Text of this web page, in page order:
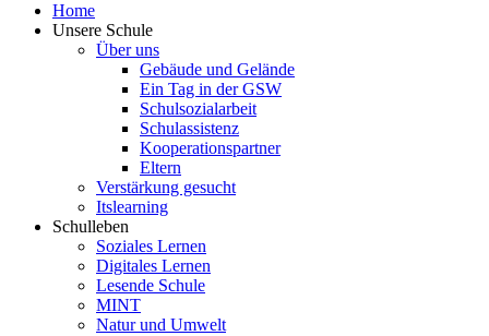
Home
Unsere Schule
Über uns
Gebäude und Gelände
Ein Tag in der GSW
Schulsozialarbeit
Schulassistenz
Kooperationspartner
Eltern
Verstärkung gesucht
Itslearning
Schulleben
Soziales Lernen
Digitales Lernen
Lesende Schule
MINT
Natur und Umwelt